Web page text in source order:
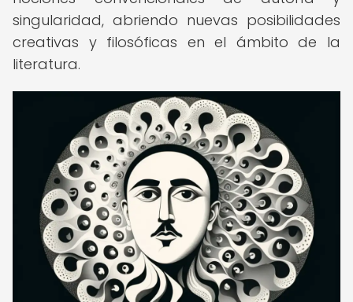
singularidad, abriendo nuevas posibilidades
creativas y filosóficas en el ámbito de la
literatura.